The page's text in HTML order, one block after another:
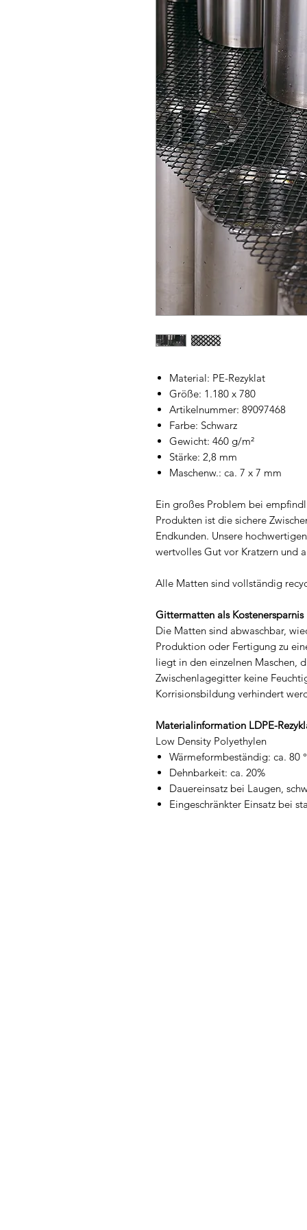
Material: PE-Rezyklat
Größe: 1.180 x 780
Artikelnummer: 89097468
Farbe: Schwarz
Gewicht: 460 g/m²
Stärke: 2,8 mm
Maschenw.: ca. 7 x 7 mm
Ein großes Problem bei
Produkten ist die sichere
Endkunden. Unsere
wertvolles Gut vor Kratzern und
Alle Matten sind vollständig
Gittermatten als Kostenersparnis
Die Matten sind abwaschbar,
Produktion oder Fertigung zu
liegt in den einzelnen Maschen,
Zwischenlagegitter keine
Korrisionsbildung verhindert
Materialinformation LDPE-
Low Density Polyethylen
Wärmeformbeständig: ca. 80
Dehnbarkeit: ca. 20%
Dauereinsatz bei Laugen,
Eingeschränkter Einsatz bei